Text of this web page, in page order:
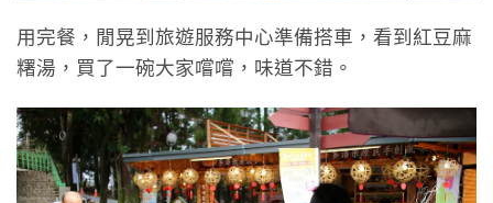
用完餐，閒晃到旅遊服務中心準備搭車，看到紅豆麻
糬湯，買了一碗大家嚐嚐，味道不錯。